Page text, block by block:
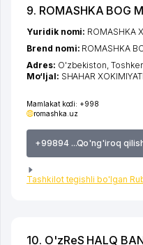
9. ROMASHKA BOG
Mamlakat kodi: +998
romashka.uz
+99894 ...Qo'ng'iroq
Tashkilot tegishli bo'lgan
Yuridik nomi: ROMASHKA
Brend nomi: ROMASHKA
Adres: O'zbekiston,
Mo‘ljal: SHAHAR XOKIMIYATI
10. O'zReS HALQ